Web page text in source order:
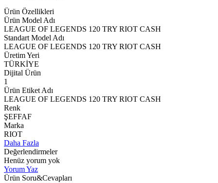
Ürün Özellikleri
Ürün Model Adı
LEAGUE OF LEGENDS 120 TRY RIOT CASH
Standart Model Adı
LEAGUE OF LEGENDS 120 TRY RIOT CASH
Üretim Yeri
TÜRKİYE
Dijital Ürün
1
Ürün Etiket Adı
LEAGUE OF LEGENDS 120 TRY RIOT CASH
Renk
ŞEFFAF
Marka
RIOT
Daha Fazla
Değerlendirmeler
Henüz yorum yok
Yorum Yaz
Ürün Soru&Cevapları